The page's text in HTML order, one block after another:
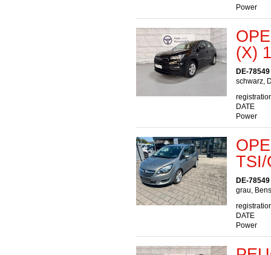
Power
(X)
DE-
schwarz,
DATE
Power
TSI/
DE-
grau,
DATE
Power